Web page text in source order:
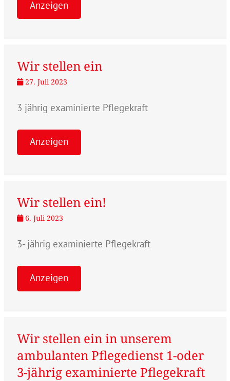
Anzeigen
Wir stellen ein
27. Juli 2023
3 jährig examinierte Pflegekraft
Anzeigen
Wir stellen ein!
6. Juli 2023
3- jährig examinierte Pflegekraft
Anzeigen
Wir stellen ein in unserem
ambulanten Pflegedienst 1-oder
3-jährig examinierte Pflegekraft